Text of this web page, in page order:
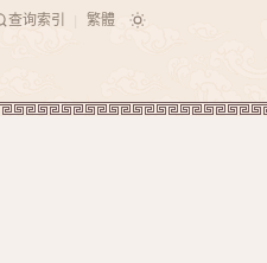
查询索引 繁體